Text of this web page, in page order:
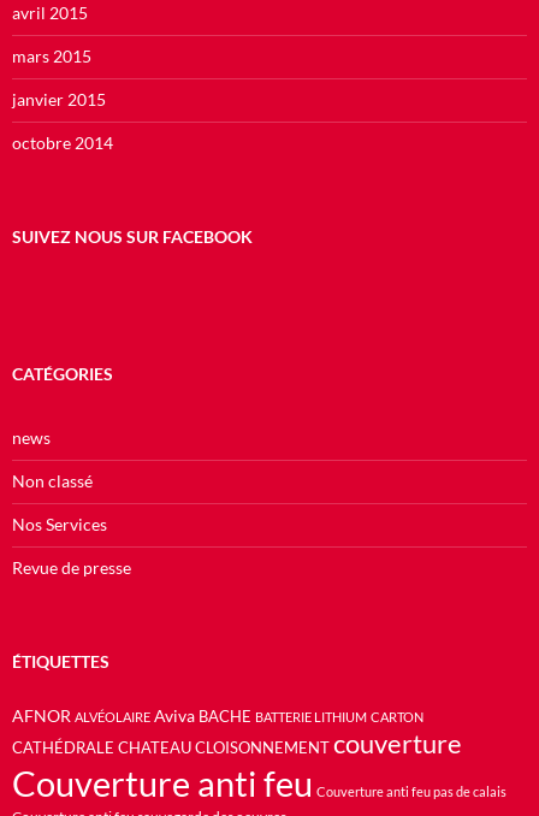
avril 2015
mars 2015
janvier 2015
octobre 2014
SUIVEZ NOUS SUR FACEBOOK
CATÉGORIES
news
Non classé
Nos Services
Revue de presse
ÉTIQUETTES
AFNOR ALVÉOLAIRE Aviva BACHE BATTERIE LITHIUM CARTON
CATHÉDRALE CHATEAU CLOISONNEMENT couverture
Couverture anti feu Couverture anti feu pas de calais